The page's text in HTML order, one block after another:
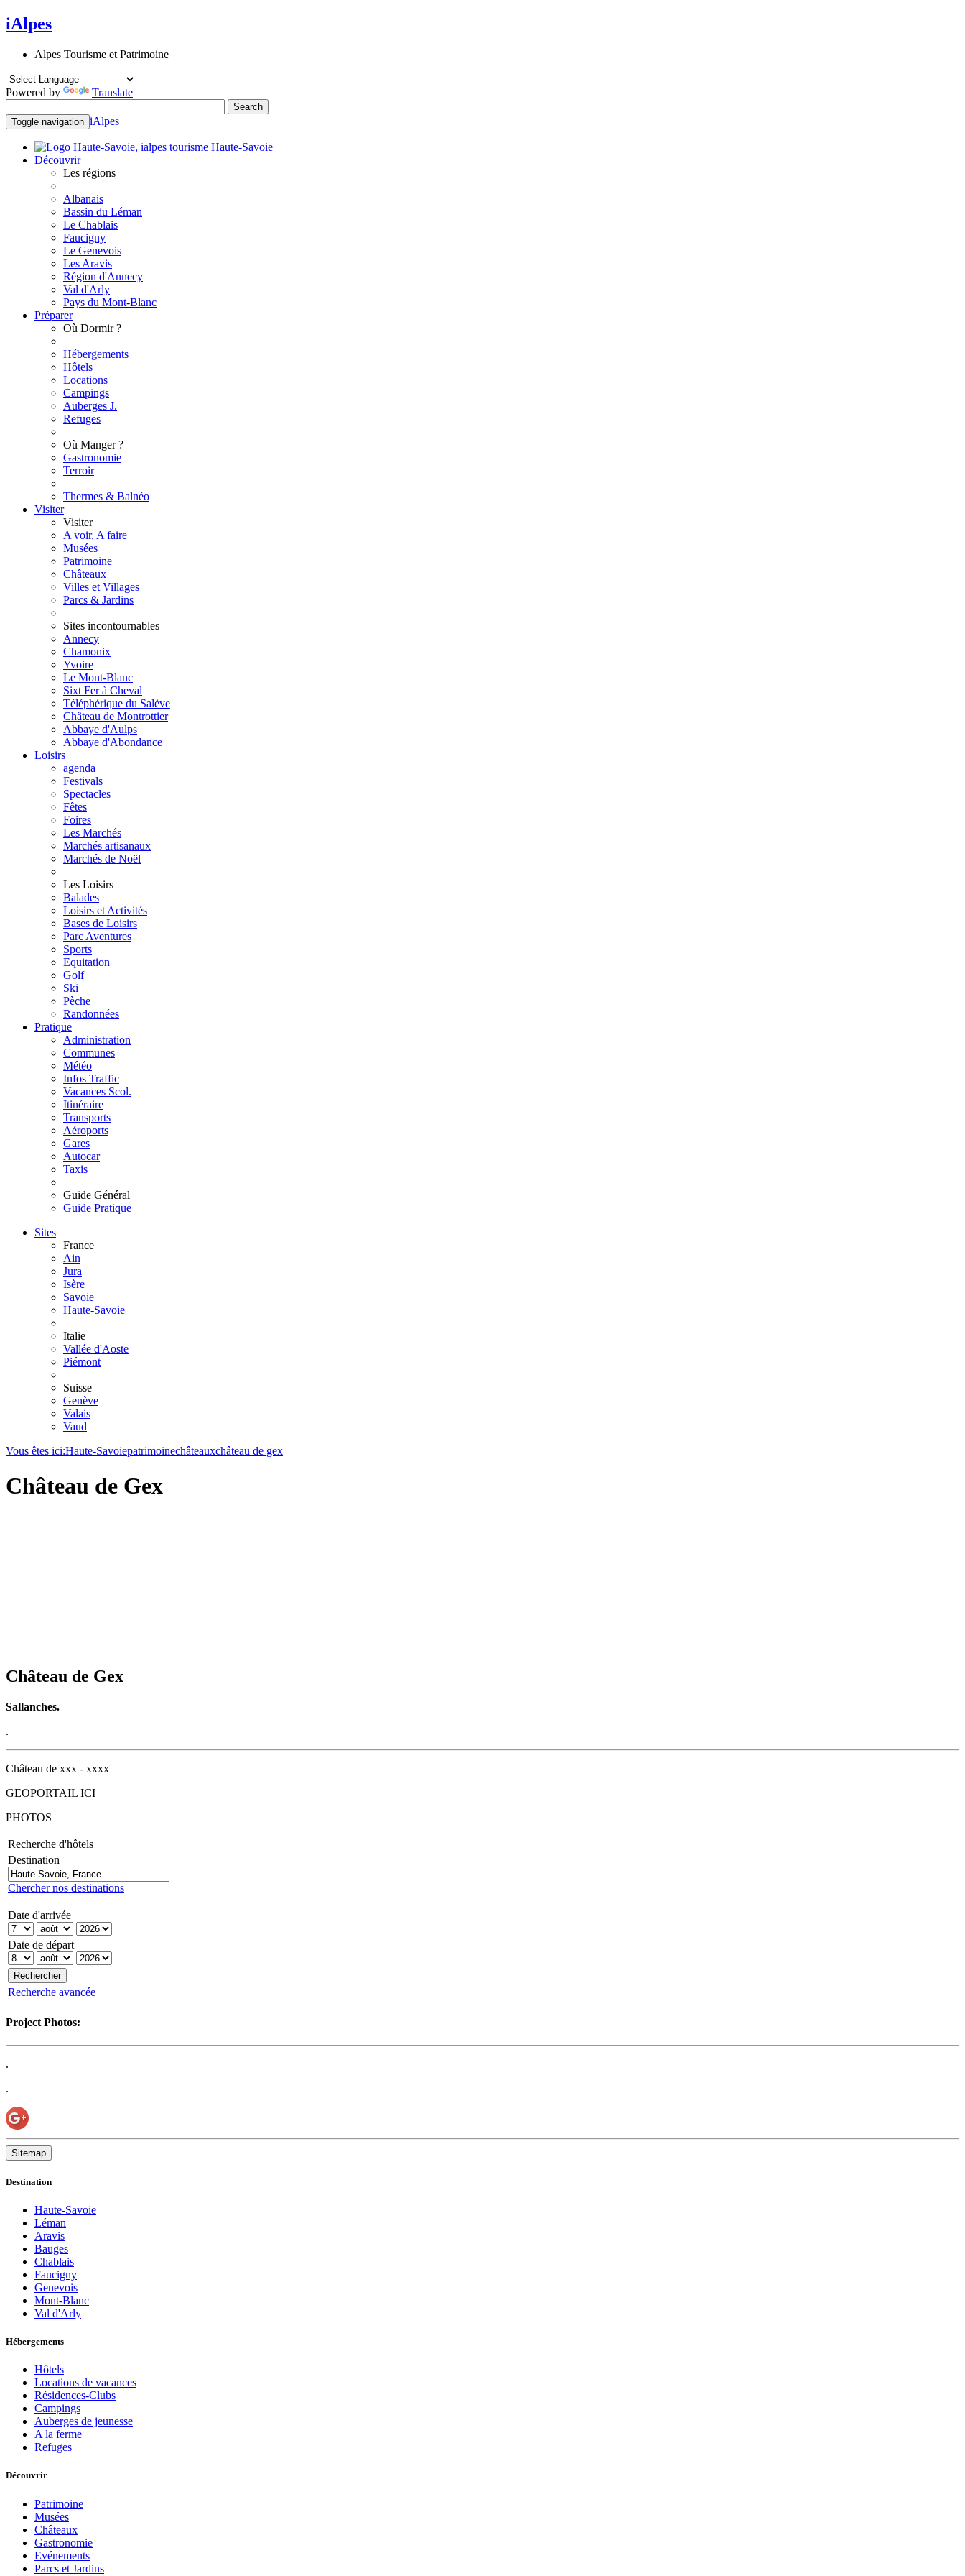
iAlpes
Alpes Tourisme et Patrimoine
Powered by Translate
Toggle navigation iAlpes
Haute-Savoie
Découvrir
Les régions
Albanais
Bassin du Léman
Le Chablais
Faucigny
Le Genevois
Les Aravis
Région d'Annecy
Val d'Arly
Pays du Mont-Blanc
Préparer
Où Dormir ?
Hébergements
Hôtels
Locations
Campings
Auberges J.
Refuges
Où Manger ?
Gastronomie
Terroir
Thermes & Balnéo
Visiter
Visiter
A voir, A faire
Musées
Patrimoine
Châteaux
Villes et Villages
Parcs & Jardins
Sites incontournables
Annecy
Chamonix
Yvoire
Le Mont-Blanc
Sixt Fer à Cheval
Téléphérique du Salève
Château de Montrottier
Abbaye d'Aulps
Abbaye d'Abondance
Loisirs
agenda
Festivals
Spectacles
Fêtes
Foires
Les Marchés
Marchés artisanaux
Marchés de Noël
Les Loisirs
Balades
Loisirs et Activités
Bases de Loisirs
Parc Aventures
Sports
Equitation
Golf
Ski
Pèche
Randonnées
Pratique
Administration
Communes
Météo
Infos Traffic
Vacances Scol.
Itinéraire
Transports
Aéroports
Gares
Autocar
Taxis
Guide Général
Guide Pratique
Sites
France
Ain
Jura
Isère
Savoie
Haute-Savoie
Italie
Vallée d'Aoste
Piémont
Suisse
Genève
Valais
Vaud
Vous êtes ici:Haute-Savoiepatrimoinechâteauxchâteau de gex
Château de Gex
Château de Gex
Sallanches.
.
Château de xxx - xxxx
GEOPORTAIL ICI
PHOTOS
Recherche d'hôtels
Destination
Chercher nos destinations
Date d'arrivée
Date de départ
Recherche avancée
Project Photos:
.
.
Sitemap
Destination
Haute-Savoie
Léman
Aravis
Bauges
Chablais
Faucigny
Genevois
Mont-Blanc
Val d'Arly
Hébergements
Hôtels
Locations de vacances
Résidences-Clubs
Campings
Auberges de jeunesse
A la ferme
Refuges
Découvrir
Patrimoine
Musées
Châteaux
Gastronomie
Evénements
Parcs et Jardins